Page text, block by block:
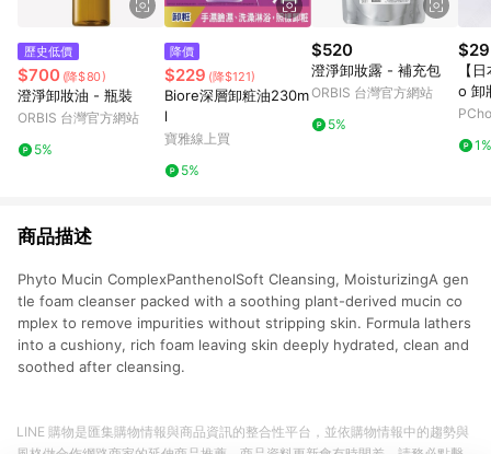
歷史低價
$700 (降$80)
澄淨卸妝油 - 瓶裝
ORBIS 台灣官方網站
5%
降價
$229 (降$121)
Biore深層卸粧油230m
l
寶雅線上買
5%
$520
澄淨卸妝露 - 補充包
ORBIS 台灣官方網站
5%
【
o 卸
1%
商品描述
Phyto Mucin ComplexPanthenolSoft Cleansing, MoisturizingA gen
tle foam cleanser packed with a soothing plant-derived mucin co
mplex to remove impurities without stripping skin. Formula lathers
into a cushiony, rich foam leaving skin deeply hydrated, clean and
soothed after cleansing.
LINE 購物是匯集購物情報與商品資訊的整合性平台，並依購物情報中的趨勢與